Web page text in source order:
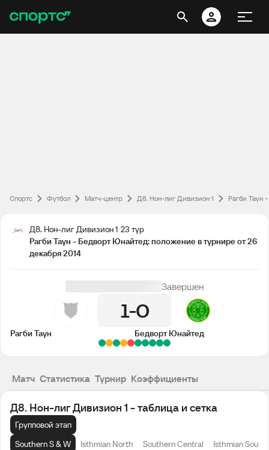
Спортс Футбол Матч-центр Д8. Нон-лиг Дивизион 1 Рагби Таун
Д8. Нон-лиг Дивизион 1 23 тур
Рагби Таун - Бедворт Юнайтед: положение в турнире от 26
декабря 2014
Завершен
1 0
Рагби Таун Бедворт Юнайтед
Матч Статистика Турнир Коэффициенты
Д8. Нон-лиг Дивизион 1 - таблица и сетка
Групповой этап
Southern S & W
Isthmian North Southern Central Isthmian South